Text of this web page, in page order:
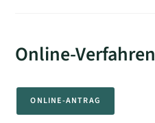
Online-Verfahren
ONLINE-ANTRAG